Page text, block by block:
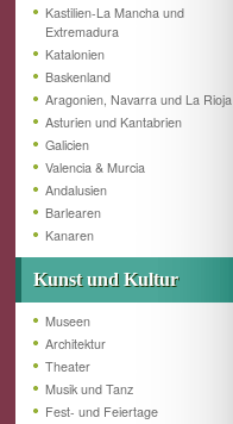
Kastilien-La Mancha und
Extremadura
Katalonien
Baskenland
Aragonien, Navarra und La Rioja
Asturien und Kantabrien
Galicien
Valencia & Murcia
Andalusien
Barlearen
Kanaren
Kunst und Kultur
Museen
Architektur
Theater
Musik und Tanz
Fest- und Feiertage